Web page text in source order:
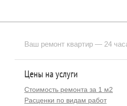
Ваш ремонт квартир — 24
Цены на услуги
Стоимость ремонта за 1 м2
Расценки по видам работ